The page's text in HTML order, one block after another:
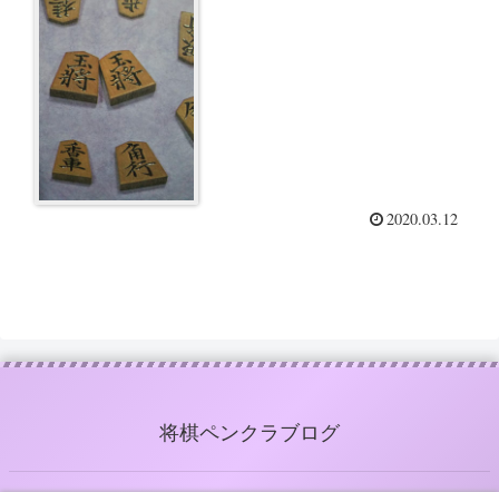
2020.03.12
将棋ペンクラブログ